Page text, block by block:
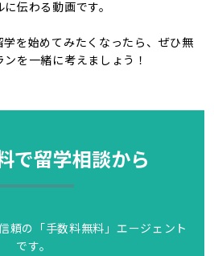
伝わる動画です。
を始めてみたくなったら、ぜひ無
を一緒に考えましょう！
で留学相談から
頼の「手数料無料」エージェント
です。